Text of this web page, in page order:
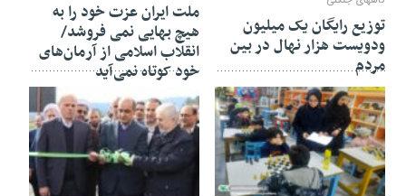
توزیع رایگان یک میلیون
ودویست هزار نهال در بین
مردم
ملت ایران عزت خود را به
هیچ بهایی نمی فروشد/
انقلاب اسلامی از آرمان‌های
خود کوتاه نمی‌آید
۲۱ بهمن ۱۴۰۴